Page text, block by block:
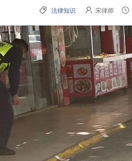
 法律知识  宋律师 